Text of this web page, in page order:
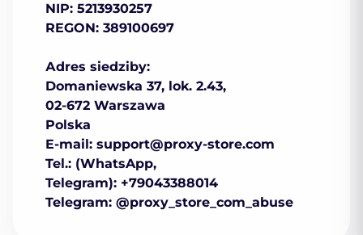
NIP: 5213930257
REGON: 389100697
Аdres siedziby:
Domaniewska 37, lok. 2.43,
02-672 Warszawa
Polska
E-mail: support@proxy-store.com
Tel.: (WhatsApp,
Telegram): +79043388014
Telegram: @proxy_store_com_abuse